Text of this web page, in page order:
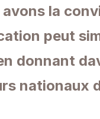
avons la
peut
donnant
nationaux